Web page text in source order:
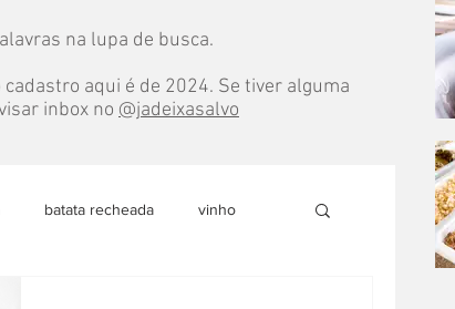
na lupa de busca.
aqui é de 2024. Se tiver alguma
inbox no @jadeixasalvo
batata recheada vinho